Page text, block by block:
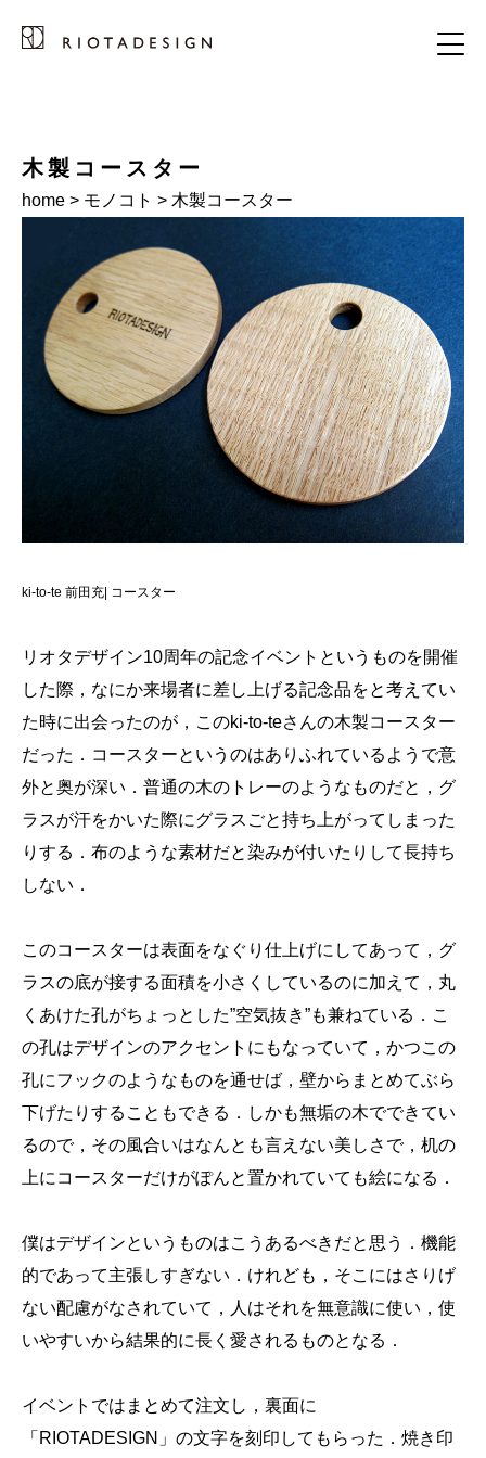
木製コースター
home > モノコト > 木製コースター
ki-to-te 前田充| コースター
リオタデザイン10周年の記念イベントというものを開催
した際，なにか来場者に差し上げる記念品をと考えてい
た時に出会ったのが，このki-to-teさんの木製コースター
だった．コースターというのはありふれているようで意
外と奥が深い．普通の木のトレーのようなものだと，グ
ラスが汗をかいた際にグラスごと持ち上がってしまった
りする．布のような素材だと染みが付いたりして長持ち
しない．
このコースターは表面をなぐり仕上げにしてあって，グ
ラスの底が接する面積を小さくしているのに加えて，丸
くあけた孔がちょっとした”空気抜き”も兼ねている．こ
の孔はデザインのアクセントにもなっていて，かつこの
孔にフックのようなものを通せば，壁からまとめてぶら
下げたりすることもできる．しかも無垢の木でできてい
るので，その風合いはなんとも言えない美しさで，机の
上にコースターだけがぽんと置かれていても絵になる．
僕はデザインというものはこうあるべきだと思う．機能
的であって主張しすぎない．けれども，そこにはさりげ
ない配慮がなされていて，人はそれを無意識に使い，使
いやすいから結果的に長く愛されるものとなる．
イベントではまとめて注文し，裏面に
「RIOTADESIGN」の文字を刻印してもらった．焼き印